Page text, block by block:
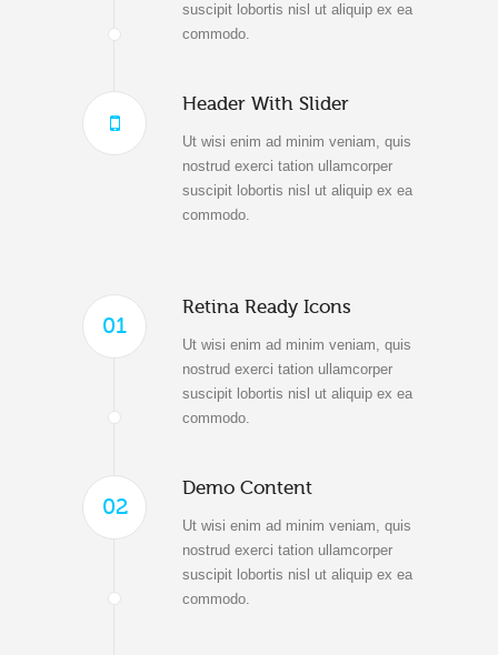
suscipit lobortis nisl ut aliquip ex ea
commodo.
Header With Slider
Ut wisi enim ad minim veniam, quis
nostrud exerci tation ullamcorper
suscipit lobortis nisl ut aliquip ex ea
commodo.
01
Retina Ready Icons
Ut wisi enim ad minim veniam, quis
nostrud exerci tation ullamcorper
suscipit lobortis nisl ut aliquip ex ea
commodo.
02
Demo Content
Ut wisi enim ad minim veniam, quis
nostrud exerci tation ullamcorper
suscipit lobortis nisl ut aliquip ex ea
commodo.